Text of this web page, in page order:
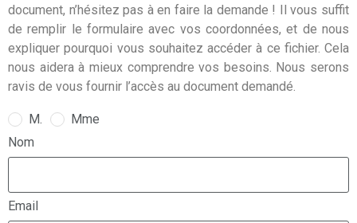
document, n’hésitez pas à en faire la demande ! Il vous suffit
de remplir le formulaire avec vos coordonnées, et de nous
expliquer pourquoi vous souhaitez accéder à ce fichier. Cela
nous aidera à mieux comprendre vos besoins. Nous serons
ravis de vous fournir l’accès au document demandé.
M.
Mme
Nom
Email